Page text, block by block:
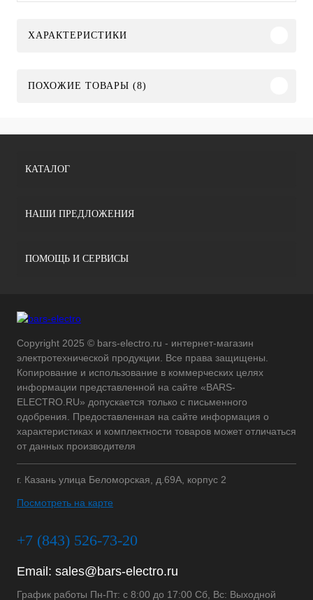
ХАРАКТЕРИСТИКИ
ПОХОЖИЕ ТОВАРЫ (8)
КАТАЛОГ
НАШИ ПРЕДЛОЖЕНИЯ
ПОМОЩЬ И СЕРВИСЫ
Copyright 2025 © bars-electro.ru - интернет-магазин
электротехнической продукции. Все права защищены.
Копирование и использование в коммерческих целях
информации представленной на сайте «BARS-
ELECTRO.RU» допускается только с письменного
одобрения. Предоставленная на сайте информация о
характеристиках и комплектности товаров может отличаться
от данных производителя
г. Казань улица Беломорская, д.69А, корпус 2
Посмотреть на карте
+7 (843) 526-73-20
Email: sales@bars-electro.ru
График работы Пн-Пт: с 8:00 до 17:00 Сб, Вс: Выходной